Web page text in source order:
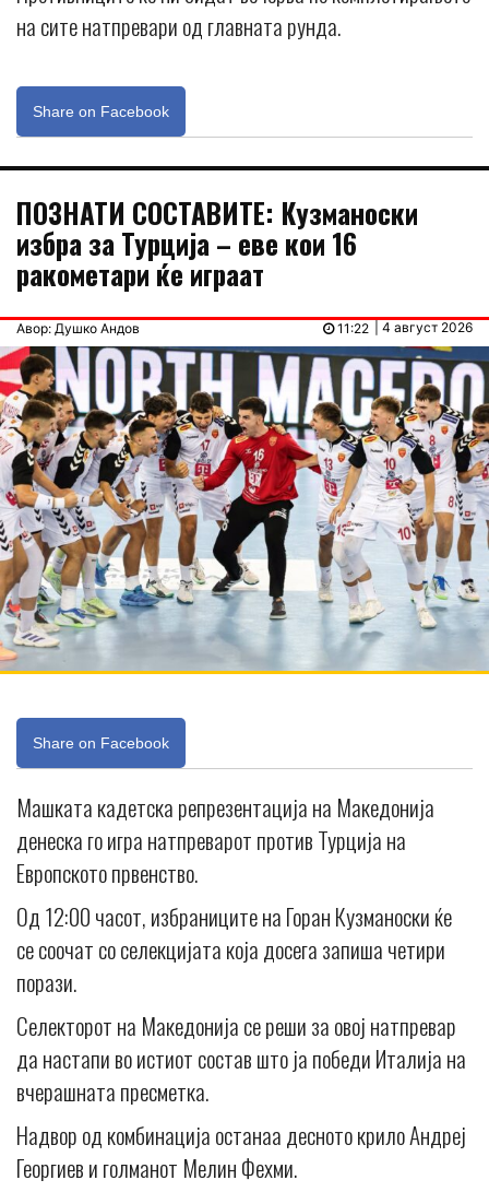
на сите натпревари од главната рунда.
Share on Facebook
ПОЗНАТИ СОСТАВИТЕ: Кузманоски
избра за Турција – еве кои 16
ракометари ќе играат
Авор: Душко Андов | 4 август 2026
11:22
Share on Facebook
Машката кадетска репрезентација на Македонија
денеска го игра натпреварот против Турција на
Европското првенство.
Од 12:00 часот, избраниците на Горан Кузманоски ќе
се соочат со селекцијата која досега запиша четири
порази.
Селекторот на Македонија се реши за овој натпревар
да настапи во истиот состав што ја победи Италија на
вчерашната пресметка.
Надвор од комбинација останаа десното крило Андреј
Георгиев и голманот Мелин Фехми.